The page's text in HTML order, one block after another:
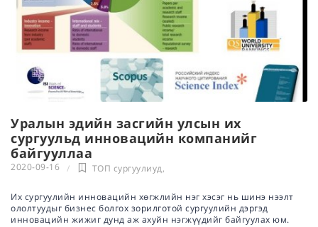
Уралын эдийн засгийн улсын их
сургуульд инновацийн компанийг
байгууллаа
2020-09-16 ТОП сургуулиуд,
Их сургуулийн инновацийн хөгжлийн нэг хэсэг нь шинэ нээлт
ололтуудыг бизнес болгох зорилготой сургуулийн дэргэд
инновацийн жижиг дунд аж ахуйн нэгжүүдийг байгуулах юм.